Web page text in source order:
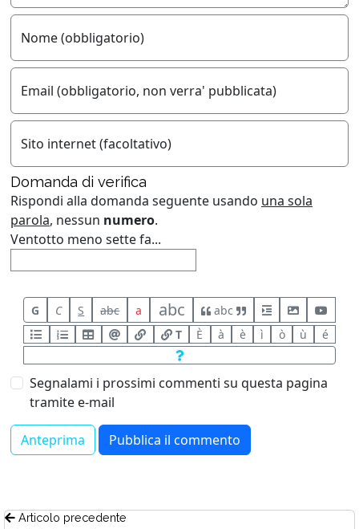
Nome (obbligatorio)
Email (obbligatorio, non verra' pubblicata)
Sito internet (facoltativo)
Domanda di verifica
Rispondi alla domanda seguente usando una sola
parola, nessun numero.
Ventotto meno sette fa...
G C S abc a abc
abc
T
È à è ì ò ù é
Segnalami i prossimi commenti su questa pagina
tramite e-mail
Articolo precedente